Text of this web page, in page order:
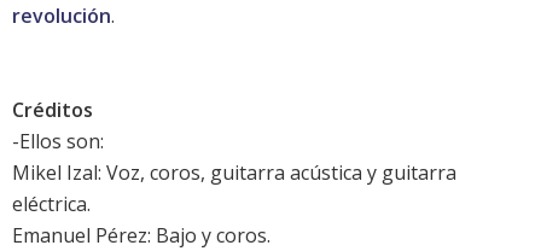
revolución.
Créditos
-Ellos son:
Mikel Izal: Voz, coros, guitarra acústica y guitarra
eléctrica.
Emanuel Pérez: Bajo y coros.